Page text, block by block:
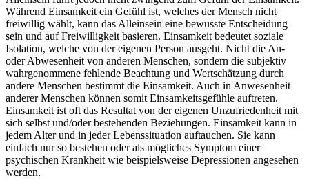
Während Einsamkeit ein Gefühl ist, welches der Mensch nicht
freiwillig wählt, kann das Alleinsein eine bewusste Entscheidung
sein und auf Freiwilligkeit basieren. Einsamkeit bedeutet soziale
Isolation, welche von der eigenen Person ausgeht. Nicht die An-
oder Abwesenheit von anderen Menschen, sondern die subjektiv
wahrgenommene fehlende Beachtung und Wertschätzung durch
andere Menschen bestimmt die Einsamkeit. Auch in Anwesenheit
anderer Menschen können somit Einsamkeitsgefühle auftreten.
Einsamkeit ist oft das Resultat von der eigenen Unzufriedenheit mit
sich selbst und/oder bestehenden Beziehungen. Einsamkeit kann in
jedem Alter und in jeder Lebenssituation auftauchen. Sie kann
einfach nur so bestehen oder als mögliches Symptom einer
psychischen Krankheit wie beispielsweise Depressionen angesehen
werden.